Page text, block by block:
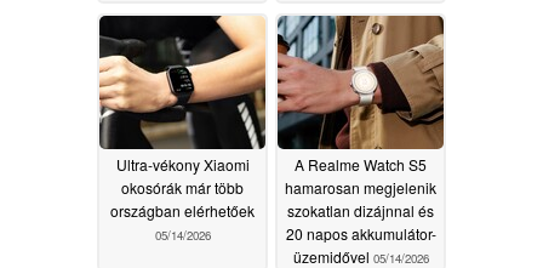
Ultra-vékony Xiaomi
okosórák már több
országban elérhetőek
05/14/2026
A Realme Watch S5
hamarosan megjelenik
szokatlan dizájnnal és
20 napos akkumulátor-
üzemidővel 05/14/2026